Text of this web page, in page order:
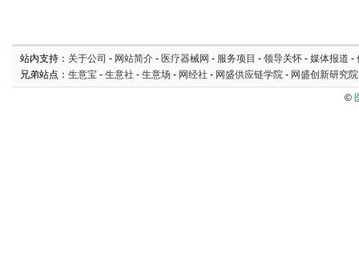
站内支持： 关于公司 - 网站简介 - 医疗器械网 - 服务项目 - 领导关怀 - 媒体报道 -
兄弟站点： 生意宝 - 生意社 - 生意场 - 网经社 - 网盛供应链学院 - 网盛创新研究院
©